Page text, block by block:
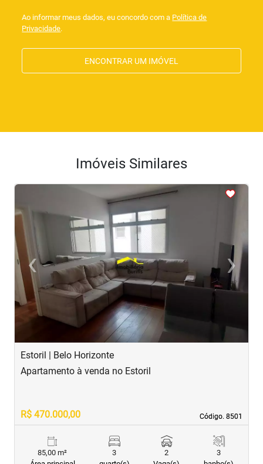
Ao informar meus dados, eu concordo com a Política de
Privacidade.
ENCONTRAR UM IMÓVEL
Imóveis Similares
‹Previous ›Next
Estoril | Belo Horizonte
Código. 8501
Código. 8501
Apartamento à venda no Estoril
R$ 470.000,00
85,00 m²
3
2
3